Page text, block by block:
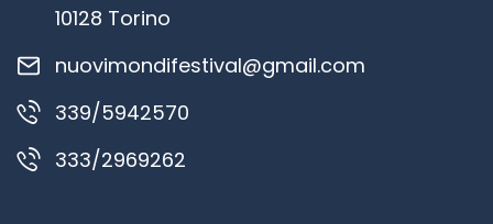
10128 Torino
nuovimondifestival@gmail.com
339/5942570
333/2969262